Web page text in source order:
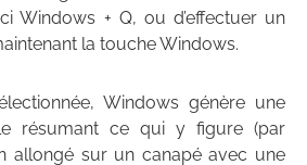
Windows + Q, ou d’effectuer un
la touche Windows.
Windows génère une
résumant ce qui y figure (par
allongé sur un canapé avec une